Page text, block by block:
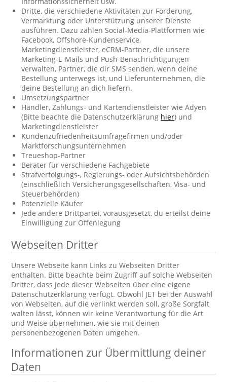
Dritte, die verschiedene Aktivitäten zur Förderung,
Vermarktung oder Unterstützung unserer Dienste
ausführen. Dazu zählen Social-Media-Plattformen wie
Facebook, Offshore-Kundenservice,
Marketingdienstleister, eCRM-Partner, die unsere
Marketing-E-Mails und Push-Benachrichtigungen
verwalten, Partner, die dir SMS senden, wenn deine
Bestellung unterwegs ist, und Lieferunternehmen, die
deine Bestellung an dich liefern.
Umsetzungspartner
Händler, Zahlungs- und Kartendienstleister wie Adyen
(Bitte beachte die Datenschutzerklärung hier) und
Marketingdienstleister
Kundenzufriedenheitsumfragefirmen und/oder
Marktforschungsunternehmen
Treueshop-Partner
Berater für verschiedene Fachgebiete
Strafverfolgungs-, Regierungs- oder Aufsichtsbehörden
(einschließlich Versicherungsgesellschaften, Visa- und
Steuerbehörden)
Potenzielle Käufer
Jede andere Drittpartei, vorausgesetzt, du erteilst deine
Einwilligung zur Offenlegung
Webseiten Dritter
Unsere Webseite kann Links zu Webseiten Dritter
enthalten. Bitte beachte beim Zugriff auf solche Webseiten
Dritter, dass jede dieser Webseiten über eine eigene
Datenschutzerklärung verfügt. Obwohl JET bei der Auswahl
von Webseiten, auf die verlinkt werden soll, große Sorgfalt
walten lässt, können wir keine Verantwortung für die Art
und Weise übernehmen, wie sie mit deinen
personenbezogenen Daten umgehen.
Informationen zur Übermittlung deiner
Daten